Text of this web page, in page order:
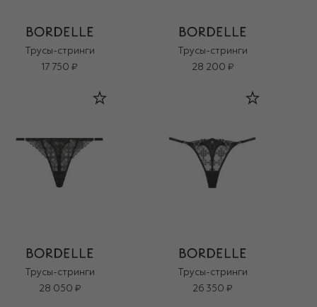
Трусы-стринги
17 750 ₽
Трусы-стринги
28 200 ₽
Трусы-стринги
28 050 ₽
Трусы-стринги
26 350 ₽